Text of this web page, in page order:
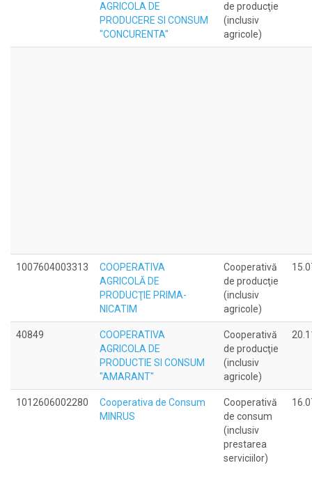
AGRICOLA DE
PRODUCERE SI CONSUM
"CONCURENTA"
de producţie
(inclusiv
agricole)
1007604003313
COOPERATIVA
AGRICOLĂ DE
PRODUCŢIE PRIMA-
NICATIM
Cooperativă
de producţie
(inclusiv
agricole)
40849
COOPERATIVA
AGRICOLA DE
PRODUCTIE SI CONSUM
"AMARANT"
Cooperativă
de producţie
(inclusiv
agricole)
1012606002280
Cooperativa de Consum
MINRUS
Cooperativă
de consum
(inclusiv
prestarea
serviciilor)